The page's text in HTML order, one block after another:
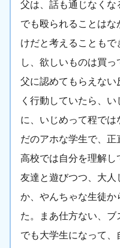
父は、話も通じなくな
でも殴られることは
けだと考えることも
し、欲しいものは買っ
父に認めてもらえない
く行動していたら、
に、いじめって程で
だのアホな学生で、正
高校では自分を理解し
友達と遊びつつ、大人
か、やんちゃな生徒
た。まあ仕方ない、ブ
でも大学生になって